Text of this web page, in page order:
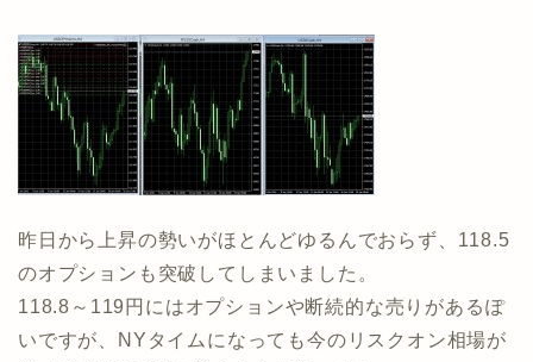
昨日から上昇の勢いがほとんどゆるんでおらず、118.5
のオプションも突破してしまいました。
118.8～119円にはオプションや断続的な売りがあるぽ
いですが、NYタイムになっても今のリスクオン相場が